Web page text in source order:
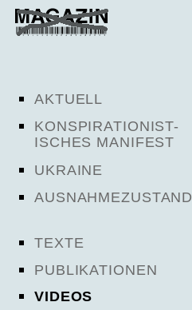
AKTUELL
KONSPIRATIONIST-
ISCHES MANIFEST
UKRAINE
AUSNAHMEZUSTAND
TEXTE
PUBLIKATIONEN
VIDEOS